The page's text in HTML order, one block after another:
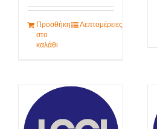
Προσθήκη
στο
καλάθι
Λεπτομέρειες